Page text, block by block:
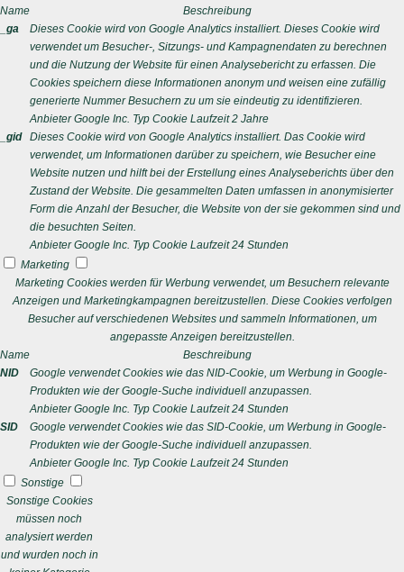
Name
Beschreibung
_ga
Dieses Cookie wird von Google Analytics installiert. Dieses Cookie wird
verwendet um Besucher-, Sitzungs- und Kampagnendaten zu berechnen
und die Nutzung der Website für einen Analysebericht zu erfassen. Die
Cookies speichern diese Informationen anonym und weisen eine zufällig
generierte Nummer Besuchern zu um sie eindeutig zu identifizieren.
Anbieter Google Inc. Typ Cookie Laufzeit 2 Jahre
_gid
Dieses Cookie wird von Google Analytics installiert. Das Cookie wird
verwendet, um Informationen darüber zu speichern, wie Besucher eine
Website nutzen und hilft bei der Erstellung eines Analyseberichts über den
Zustand der Website. Die gesammelten Daten umfassen in anonymisierter
Form die Anzahl der Besucher, die Website von der sie gekommen sind und
die besuchten Seiten.
Anbieter Google Inc. Typ Cookie Laufzeit 24 Stunden
Marketing
Marketing Cookies werden für Werbung verwendet, um Besuchern relevante
Anzeigen und Marketingkampagnen bereitzustellen. Diese Cookies verfolgen
Besucher auf verschiedenen Websites und sammeln Informationen, um
angepasste Anzeigen bereitzustellen.
Name
Beschreibung
NID
Google verwendet Cookies wie das NID-Cookie, um Werbung in Google-
Produkten wie der Google-Suche individuell anzupassen.
Anbieter Google Inc. Typ Cookie Laufzeit 24 Stunden
SID
Google verwendet Cookies wie das SID-Cookie, um Werbung in Google-
Produkten wie der Google-Suche individuell anzupassen.
Anbieter Google Inc. Typ Cookie Laufzeit 24 Stunden
Sonstige
Sonstige Cookies
müssen noch
analysiert werden
und wurden noch in